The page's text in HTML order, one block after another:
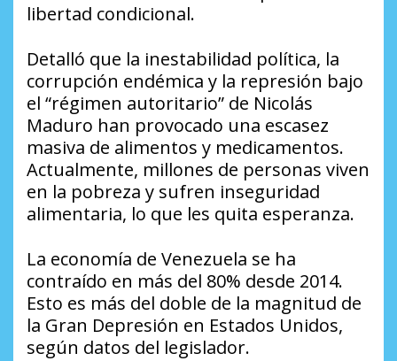
libertad condicional.
Detalló que la inestabilidad política, la
corrupción endémica y la represión bajo
el “régimen autoritario” de Nicolás
Maduro han provocado una escasez
masiva de alimentos y medicamentos.
Actualmente, millones de personas viven
en la pobreza y sufren inseguridad
alimentaria, lo que les quita esperanza.
La economía de Venezuela se ha
contraído en más del 80% desde 2014.
Esto es más del doble de la magnitud de
la Gran Depresión en Estados Unidos,
según datos del legislador.